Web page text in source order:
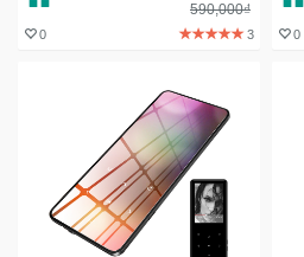
590,000₫
0 3 0